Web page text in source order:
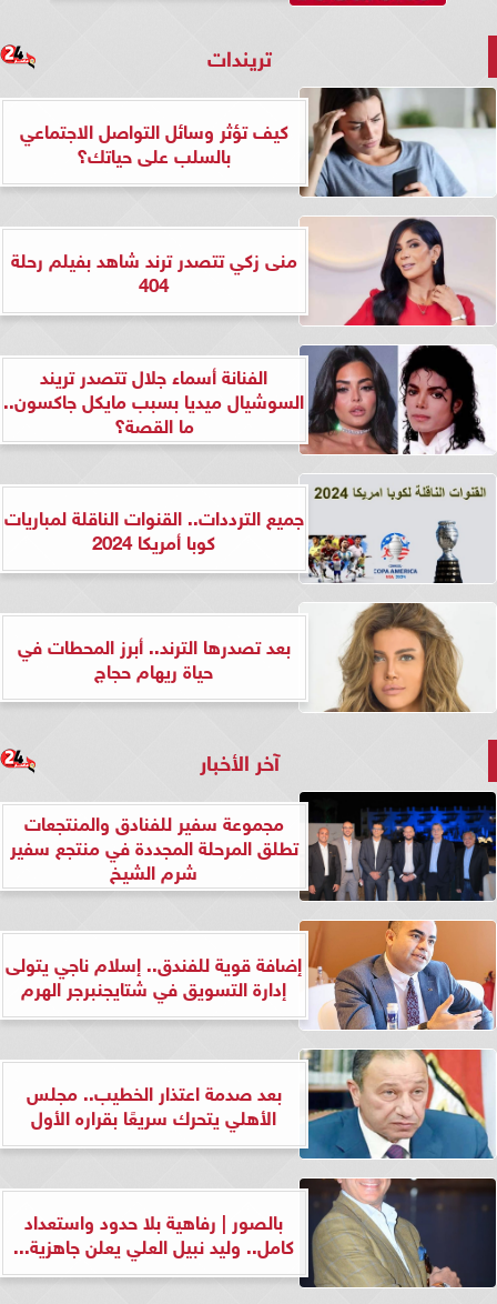
تريندات
كيف تؤثر وسائل التواصل الاجتماعي
بالسلب على حياتك؟
منى زكي تتصدر ترند شاهد بفيلم رحلة
404
الفنانة أسماء جلال تتصدر تريند
السوشيال ميديا بسبب مايكل جاكسون..
ما القصة؟
جميع الترددات.. القنوات الناقلة لمباريات
كوبا أمريكا 2024
بعد تصدرها الترند.. أبرز المحطات في
حياة ريهام حجاج
آخر الأخبار
مجموعة سفير للفنادق والمنتجعات
تطلق المرحلة المجددة في منتجع سفير
شرم الشيخ
إضافة قوية للفندق.. إسلام ناجي يتولى
إدارة التسويق في شتايجنبرجر الهرم
بعد صدمة اعتذار الخطيب.. مجلس
الأهلي يتحرك سريعًا بقراره الأول
بالصور | رفاهية بلا حدود واستعداد
كامل.. وليد نبيل العلي يعلن جاهزية...